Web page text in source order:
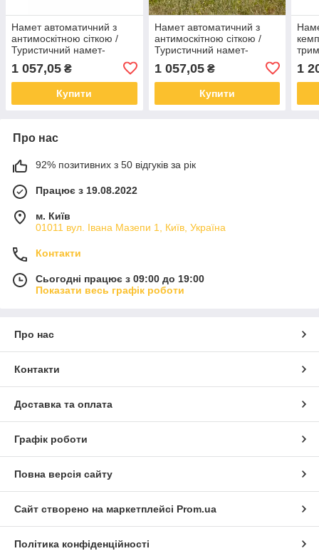
Намет автоматичний з
антимоскітною сіткою /
Туристичний намет-
кемпінгу 2-місний
200х150см Синій
1 057,05 ₴
Купити
Намет автоматичний з
антимоскітною сіткою /
Туристичний намет-
кемпінгу 2-місний
200х150см Салатовий
1 057,05₴
Купити
1
Про нас
92% позитивних з 50 відгуків за рік
Працює з 19.08.2022
м. Київ
01011 вул. Івана Мазепи 1, Київ, Україна
Контакти
Сьогодні працює з 09:00 до 19:00
Показати весь графік роботи
Про нас
Контакти
Доставка та оплата
Графік роботи
Повна версія сайту
Сайт створено на маркетплейсі Prom.ua
Політика конфіденційності